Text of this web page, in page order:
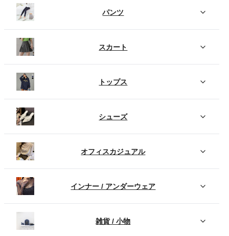
パンツ
スカート
トップス
シューズ
オフィスカジュアル
インナー / アンダーウェア
雑貨 / 小物